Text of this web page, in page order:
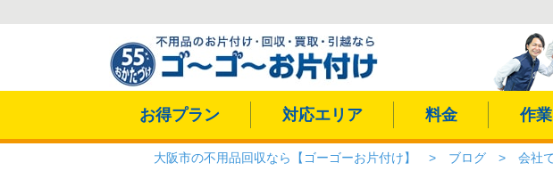
お得プラン 対応エリア 料金 作
大阪市の不用品回収なら【ゴーゴーお片付け】 > ブログ > 会社